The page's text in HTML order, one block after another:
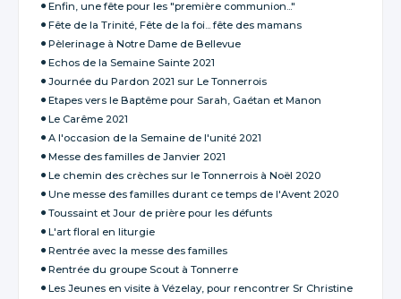
Enfin, une fête pour les "première communion..."
Fête de la Trinité, Fête de la foi... fête des mamans
Pèlerinage à Notre Dame de Bellevue
Echos de la Semaine Sainte 2021
Journée du Pardon 2021 sur Le Tonnerrois
Etapes vers le Baptême pour Sarah, Gaétan et Manon
Le Carême 2021
A l'occasion de la Semaine de l'unité 2021
Messe des familles de Janvier 2021
Le chemin des crèches sur le Tonnerrois à Noël 2020
Une messe des familles durant ce temps de l'Avent 2020
Toussaint et Jour de prière pour les défunts
L'art floral en liturgie
Rentrée avec la messe des familles
Rentrée du groupe Scout à Tonnerre
Les Jeunes en visite à Vézelay, pour rencontrer Sr Christine